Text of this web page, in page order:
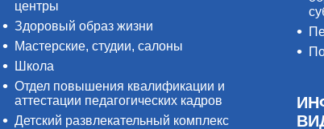
центры
Здоровый образ жизни
Мастерские, студии, салоны
Школа
Отдел повышения квалификации и
аттестации педагогических кадров
Детский развлекательный комплекс